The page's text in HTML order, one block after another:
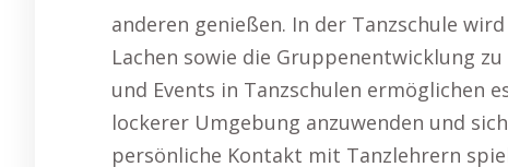
anderen genießen. In der Tanzschule
Lachen sowie die Gruppenentwicklung
und Events in Tanzschulen ermöglichen
lockerer Umgebung anzuwenden und
persönliche Kontakt mit Tanzlehrern